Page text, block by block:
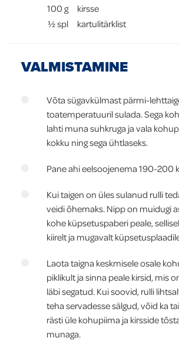
100 g
kirsse
½spl kartulitärklist
VALMISTAMINE
Võta sügavkülmast pärmi-
toatemperatuuril sulada. Sega
lahti muna suhkruga ja vala
kokku ning sega ühtlaseks.
Pane ahi eelsoojenema 190-200
Kui taigen on üles sulanud rulli
veidi õhemaks. Nipp on muidugi
kohe küpsetuspaberi peale,
kiirelt ja mugavalt
Laota taigna keskmisele osale
piklikult ja sinna peale kirsid, mis
läbi segatud. Kui soovid, rulli
teha servadesse sälgud, võid ka
rästi üle kohupiima ja kirsside
munaga.